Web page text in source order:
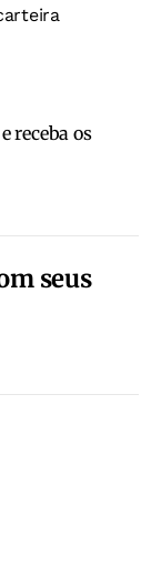
receba os
seus